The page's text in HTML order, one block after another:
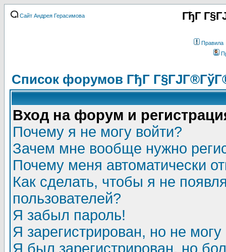
Сайт Андрея Герасимова ГђГ
Правила
Список форумов ГђГ
Вход на форум и
Почему я не могу войти?
Зачем мне вообще нужно
Почему меня автоматически
Как сделать, чтобы я не
пользователей?
Я забыл пароль!
Я зарегистрирован, но не могу
Я был зарегистрирован, но